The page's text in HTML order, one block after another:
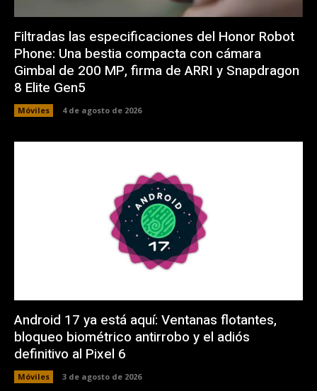
Filtradas las especificaciones del Honor Robot
Phone: Una bestia compacta con cámara
Gimbal de 200 MP, firma de ARRI y Snapdragon
8 Elite Gen5
Móviles 4 de agosto de 2026
Android 17 ya está aquí: Ventanas flotantes,
bloqueo biométrico antirrobo y el adiós
definitivo al Pixel 6
Móviles 3 de agosto de 2026